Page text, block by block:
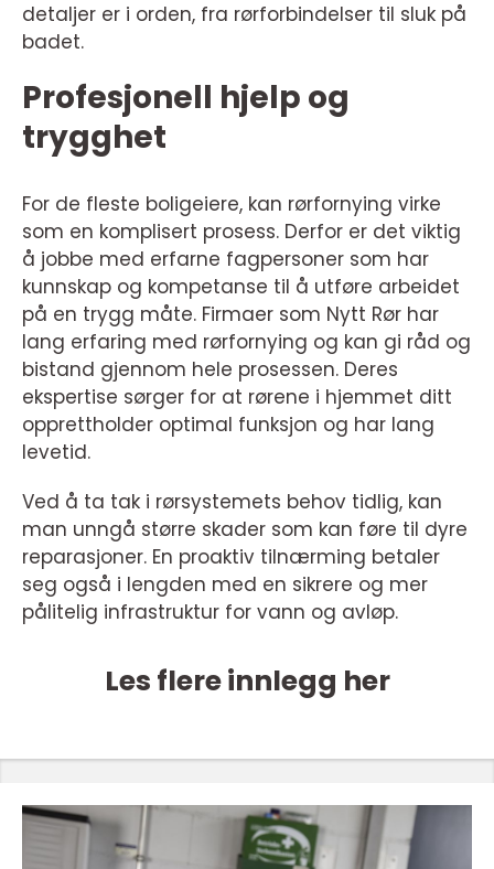
detaljer er i orden, fra rørforbindelser til sluk på
badet.
Profesjonell hjelp og
trygghet
For de fleste boligeiere, kan rørfornying virke
som en komplisert prosess. Derfor er det viktig
å jobbe med erfarne fagpersoner som har
kunnskap og kompetanse til å utføre arbeidet
på en trygg måte. Firmaer som Nytt Rør har
lang erfaring med rørfornying og kan gi råd og
bistand gjennom hele prosessen. Deres
ekspertise sørger for at rørene i hjemmet ditt
opprettholder optimal funksjon og har lang
levetid.
Ved å ta tak i rørsystemets behov tidlig, kan
man unngå større skader som kan føre til dyre
reparasjoner. En proaktiv tilnærming betaler
seg også i lengden med en sikrere og mer
pålitelig infrastruktur for vann og avløp.
Les flere innlegg her